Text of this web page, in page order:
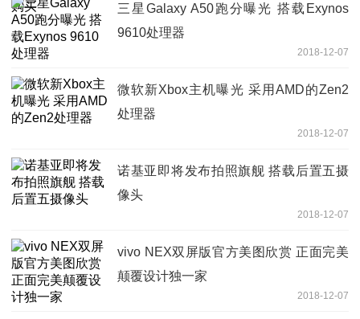
三星Galaxy A50跑分曝光 搭载Exynos
9610处理器
2018-12-07
微软新Xbox主机曝光 采用AMD的Zen2
处理器
2018-12-07
诺基亚即将发布拍照旗舰 搭载后置五摄
像头
2018-12-07
vivo NEX双屏版官方美图欣赏 正面完美
颠覆设计独一家
2018-12-07